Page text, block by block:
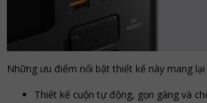
Những ưu điểm nổi bật thiết kế này mang
Thiết kế cuộn tự động, gọn gàng và